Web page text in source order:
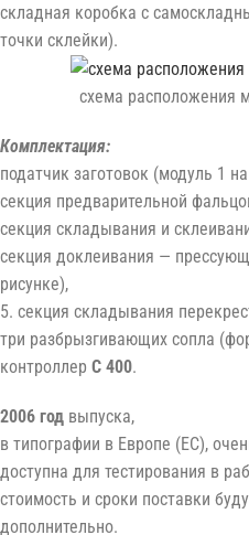
складная коробка с
точки склейки).
схема расположения
Комплектация:
податчик заготовок (модуль 1
секция предварительной
секция складывания и
секция доклеивания —
рисунке),
5. секция складывания
три разбрызгивающих сопла
контроллер C 400.
2006 год выпуска,
в типографии в Европе (ЕС),
доступна для тестирования в
стоимость и сроки поставки
дополнительно.